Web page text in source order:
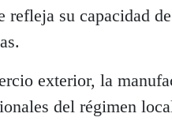
refleja su capacidad
exterior, la
del régimen